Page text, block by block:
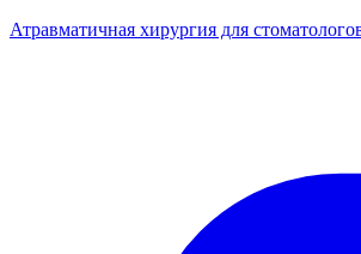
Атравматичная хирургия для